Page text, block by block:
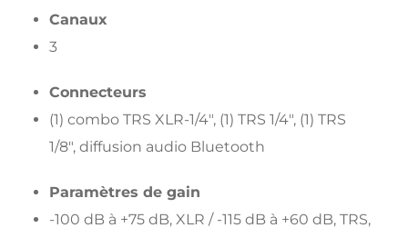
Canaux
3
Connecteurs
(1) combo TRS XLR-1/4″, (1) TRS 1/4″, (1) TRS
1/8″, diffusion audio Bluetooth
Paramètres de gain
-100 dB à +75 dB, XLR / -115 dB à +60 dB, TRS,